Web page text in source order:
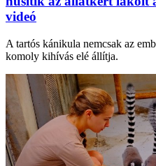
videó
A tartós kánikula nemcsak az
komoly kihívás elé állítja.